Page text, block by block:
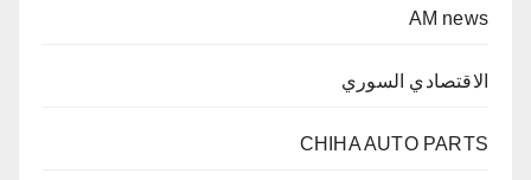
AM news
الاقتصادي السوري
CHIHA AUTO PARTS